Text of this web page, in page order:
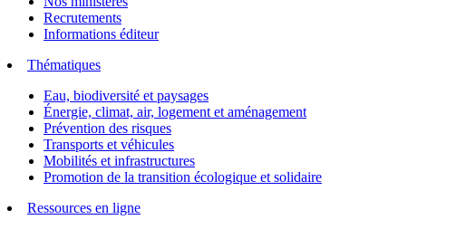
Recrutements
Informations éditeur
Thématiques
Eau, biodiversité et paysages
Énergie, climat, air, logement et aménagement
Prévention des risques
Transports et véhicules
Mobilités et infrastructures
Promotion de la transition écologique et solidaire
Ressources en ligne